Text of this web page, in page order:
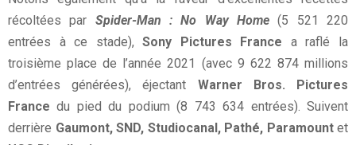
récoltées par Spider-Man : No Way Home(5 521 220
entrées à ce stade),Sony Pictures France a raflé la
troisième place de l’année 2021 (avec 9 622 874 millions
d’entrées générées), éjectant Warner Bros. Pictures
France du pied du podium (8 743 634 entrées). Suivent
derrière Gaumont, SND, Studiocanal, Pathé, Paramount et